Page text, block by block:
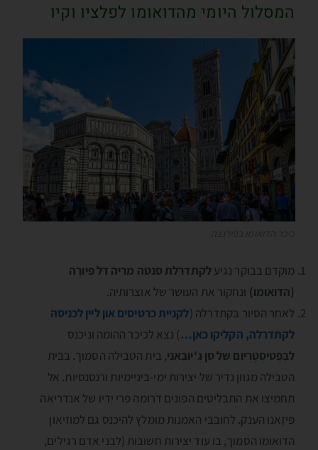
המסלול היומי מהדואומו לפלציו וקיו
מוקדם בבוקר נגיעלקתדרלת סנטה מריה דל פְיורֶה
(הדואומו) ונחקור את העושר של אוצרותיה.
לאחר הסיור בקתדרלה (לקניית כרטיסים און ליין לכניסה
לקתדרלה, הקליקו כאן…) נצא לכיכר ההומה וניכנס
לבַּפְטיסְטֶרְיום של סן גְ'יובַאני, בית הטבילה הסמוך. בבית
הטבילה מגוון נדיר של יצירות ימי-ביניימיות ורנסנסיות. אל
תחמיצו את התבליטים הפונים דרומה פרי ידיו של אנדריאה
פּיזָאנו הענק. לחובבי האמנות מומלץ להיכנס גם למוזיאון
הדואומו הסמוך, בו עוד יצירות חשובות (לבני אדם רגילים,